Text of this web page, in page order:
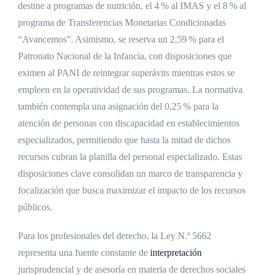
destine a programas de nutrición, el 4 % al IMAS y el 8 % al
programa de Transferencias Monetarias Condicionadas
“Avancemos”. Asimismo, se reserva un 2,59 % para el
Patronato Nacional de la Infancia, con disposiciones que
eximen al PANI de reintegrar superávits mientras estos se
empleen en la operatividad de sus programas. La normativa
también contempla una asignación del 0,25 % para la
atención de personas con discapacidad en establecimientos
especializados, permitiendo que hasta la mitad de dichos
recursos cubran la planilla del personal especializado. Estas
disposiciones clave consolidan un marco de transparencia y
focalización que busca maximizar el impacto de los recursos
públicos.
Para los profesionales del derecho, la Ley N.º 5662
representa una fuente constante de interpretación
jurisprudencial y de asesoría en materia de derechos sociales